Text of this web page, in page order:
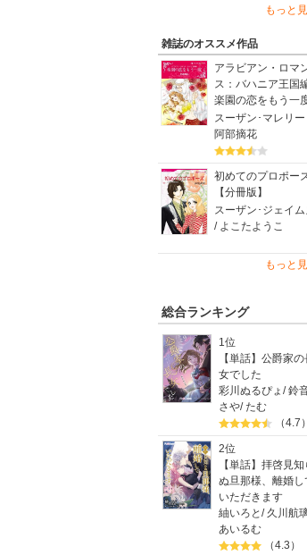
もっと
雑誌のオススメ作品
アラビアン・ロマ
ス：バハニア王国
楽園の恋をもう一
スーザン･マレリー
阿部摘花
初めてのプロポー
【分冊版】
スーザン･ジェイ
/ よこたようこ
もっと
総合ランキング
1位
【単話】公爵家の
女でした
彩川ぬるぴょ /鈴
さや/たむ
（4.7）
2位
【単話】拝啓見知
ぬ旦那様、離婚し
いただきます
紬いろと / 久川航
あいるむ
（4.3）